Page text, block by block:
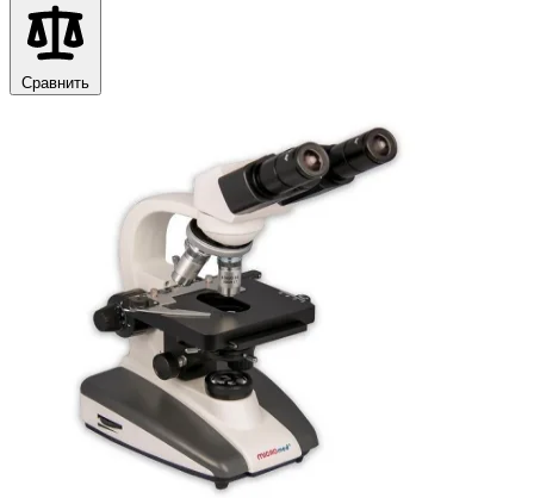
Сравнить